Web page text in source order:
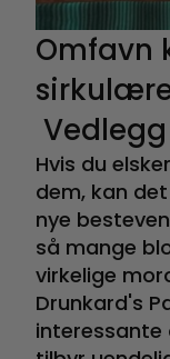
Omfavn
Vedlegg
Hvis du
dem, kan
nye
så mange
virkelige
Drunkard's
interessante